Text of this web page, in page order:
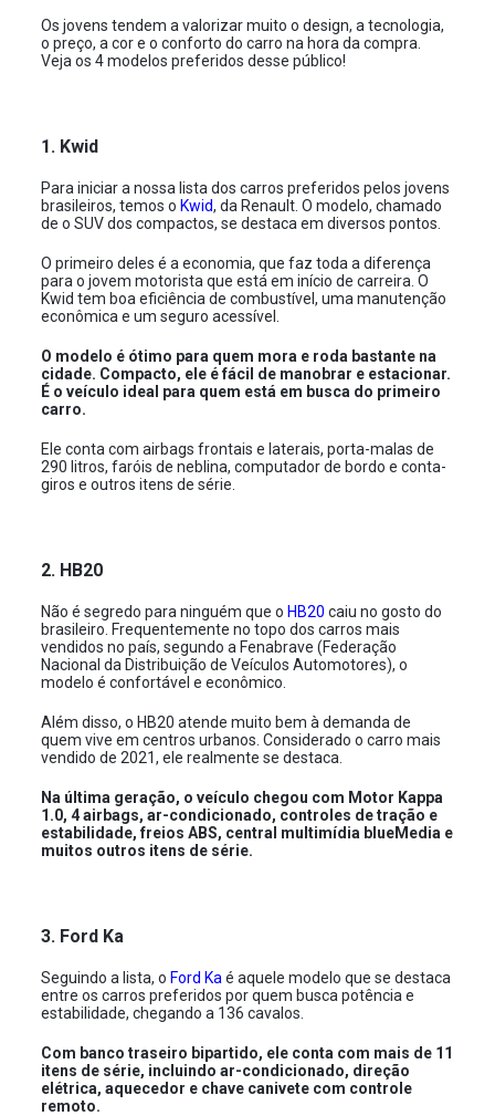
Os jovens tendem a valorizar muito o design, a tecnologia,
o preço, a cor e o conforto do carro na hora da compra.
Veja os 4 modelos preferidos desse público!
1. Kwid
Para iniciar a nossa lista dos carros preferidos pelos jovens
brasileiros, temos o Kwid, da Renault. O modelo, chamado
de o SUV dos compactos, se destaca em diversos pontos.
O primeiro deles é a economia, que faz toda a diferença
para o jovem motorista que está em início de carreira. O
Kwid tem boa eficiência de combustível, uma manutenção
econômica e um seguro acessível.
O modelo é ótimo para quem mora e roda bastante na
cidade. Compacto, ele é fácil de manobrar e estacionar.
É o veículo ideal para quem está em busca do primeiro
carro.
Ele conta com airbags frontais e laterais, porta-malas de
290 litros, faróis de neblina, computador de bordo e conta-
giros e outros itens de série.
2. HB20
Não é segredo para ninguém que o HB20 caiu no gosto do
brasileiro. Frequentemente no topo dos carros mais
vendidos no país, segundo a Fenabrave (Federação
Nacional da Distribuição de Veículos Automotores), o
modelo é confortável e econômico.
Além disso, o HB20 atende muito bem à demanda de
quem vive em centros urbanos. Considerado o carro mais
vendido de 2021, ele realmente se destaca.
Na última geração, o veículo chegou com Motor Kappa
1.0, 4 airbags, ar-condicionado, controles de tração e
estabilidade, freios ABS, central multimídia blueMedia e
muitos outros itens de série.
3. Ford Ka
Seguindo a lista, o Ford Ka é aquele modelo que se destaca
entre os carros preferidos por quem busca potência e
estabilidade, chegando a 136 cavalos.
Com banco traseiro bipartido, ele conta com mais de 11
itens de série, incluindo ar-condicionado, direção
elétrica, aquecedor e chave canivete com controle
remoto.